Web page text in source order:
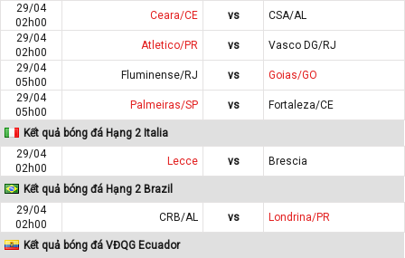
29/04
02h00
Ceara/CE vs
CSA/AL
29/04
02h00
Atletico/PR vs
Vasco DG/RJ
29/04
05h00
Fluminense/RJ vs
Goias/GO
29/04
05h00
Palmeiras/SP vs Fortaleza/CE
Kết quả bóng đá Hạng 2 Italia
29/04
02h00
Lecce vs Brescia
Kết quả bóng đá Hạng 2 Brazil
29/04
02h00
CRB/AL vs Londrina/PR
Kết quả bóng đá VĐQG Ecuador